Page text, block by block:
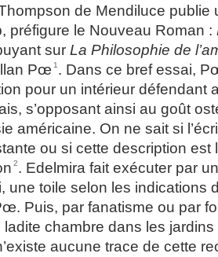
de Mendiluce publie
préfigure le Nouveau Roman :
sur La Philosophie de
Pœ 1 . Dans ce bref essai,
pour un intérieur défendant
s’opposant ainsi au goût
américaine. On ne sait si
ou si cette description est
2. Edelmira fait exécuter par
une toile selon les indications
Puis, par fanatisme ou par
ladite chambre dans les
aucune trace de cette